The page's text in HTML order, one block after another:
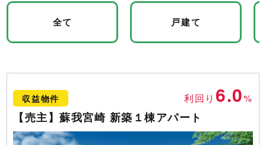
全て 戸建て
収益物件 利回り 6.0%
【売主】蘇我宮崎 新築１棟アパート